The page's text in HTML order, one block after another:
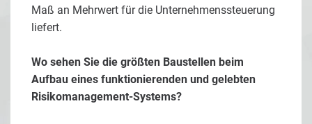
Maß an Mehrwert für die Unternehmenssteuerung
liefert.
Wo sehen Sie die größten Baustellen beim
Aufbau eines funktionierenden und gelebten
Risikomanagement-Systems?